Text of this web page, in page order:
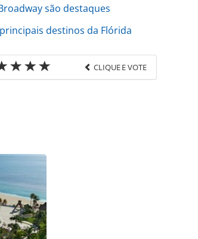
são destaques
destinos da Flórida
CLIQUE E VOTE
2024/06/palm-beaches-ganha-
ou as
pela PANROTAS Editora
Não reproduza o conteúdo